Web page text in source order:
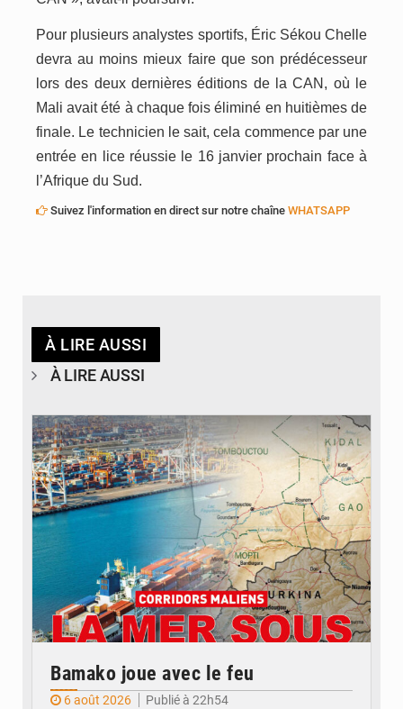
Pour plusieurs analystes sportifs, Éric Sékou Chelle
devra au moins mieux faire que son prédécesseur
lors des deux dernières éditions de la CAN, où le
Mali avait été à chaque fois éliminé en huitièmes de
finale. Le technicien le sait, cela commence par une
entrée en lice réussie le 16 janvier prochain face à
l’Afrique du Sud.
Suivez l'information en direct sur notre chaîne WHATSAPP
À LIRE AUSSI
À LIRE AUSSI
© JDM
Bamako joue avec le feu
6 août 2026
Publié à 22h54